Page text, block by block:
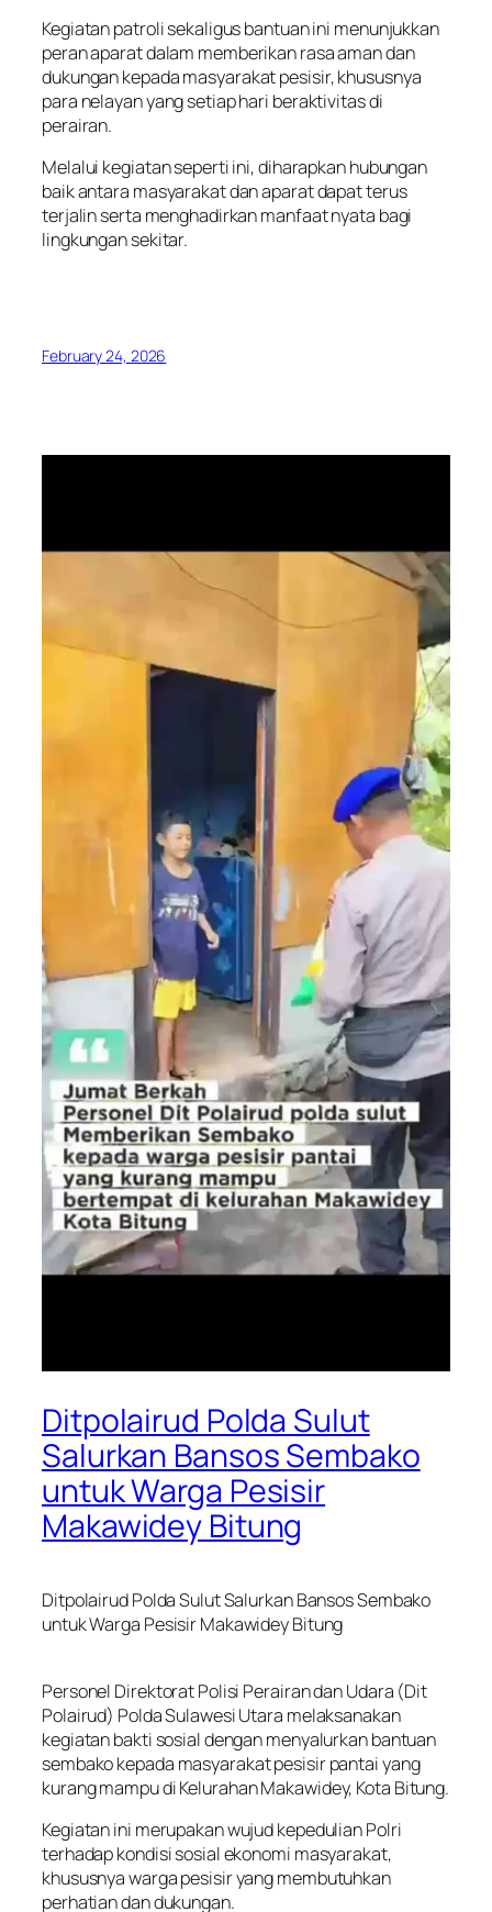
Kegiatan patroli sekaligus bantuan ini menunjukkan
peran aparat dalam memberikan rasa aman dan
dukungan kepada masyarakat pesisir, khususnya
para nelayan yang setiap hari beraktivitas di
perairan.
Melalui kegiatan seperti ini, diharapkan hubungan
baik antara masyarakat dan aparat dapat terus
terjalin serta menghadirkan manfaat nyata bagi
lingkungan sekitar.
February 24, 2026
Ditpolairud Polda Sulut
Salurkan Bansos Sembako
untuk Warga Pesisir
Makawidey Bitung
Ditpolairud Polda Sulut Salurkan Bansos Sembako
untuk Warga Pesisir Makawidey Bitung
Personel Direktorat Polisi Perairan dan Udara (Dit
Polairud) Polda Sulawesi Utara melaksanakan
kegiatan bakti sosial dengan menyalurkan bantuan
sembako kepada masyarakat pesisir pantai yang
kurang mampu di Kelurahan Makawidey, Kota Bitung.
Kegiatan ini merupakan wujud kepedulian Polri
terhadap kondisi sosial ekonomi masyarakat,
khususnya warga pesisir yang membutuhkan
perhatian dan dukungan.